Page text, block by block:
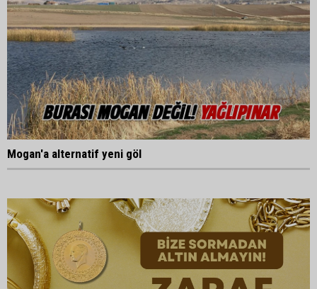
Mogan'a alternatif yeni göl